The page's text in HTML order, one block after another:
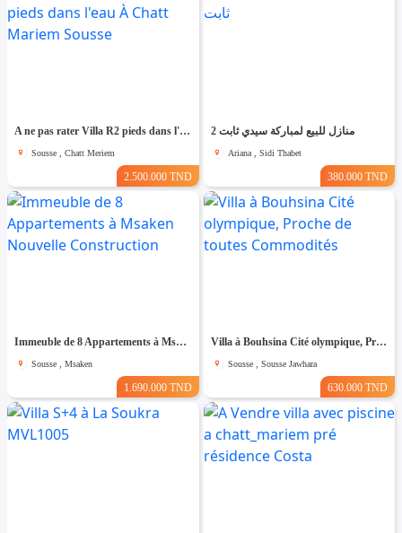
A ne pas rater Villa R2 pieds dans l'eau À Chatt Mariem Sousse
Sousse , Chatt Meriem
2.500.000 TND
2 منازل للبيع لمباركة سيدي ثابت
Ariana , Sidi Thabet
380.000 TND
Immeuble de 8 Appartements à Msaken Nouvelle Construction
Sousse , Msaken
1.690.000 TND
Villa à Bouhsina Cité olympique, Proche de toutes Commodités
Sousse , Sousse Jawhara
630.000 TND